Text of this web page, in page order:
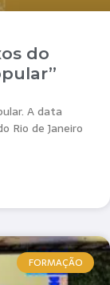
do
A data
Rio de Janeiro
FORMAÇÃO